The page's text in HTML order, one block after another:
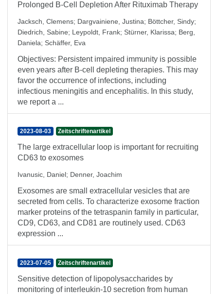
Prolonged B-Cell Depletion After Rituximab Therapy
Jacksch, Clemens; Dargvainiene, Justina; Böttcher, Sindy;
Diedrich, Sabine; Leypoldt, Frank; Stürner, Klarissa; Berg,
Daniela; Schäffer, Eva
Objectives: Persistent impaired immunity is possible
even years after B-cell depleting therapies. This may
favor the occurrence of infections, including
infectious meningitis and encephalitis. In this study,
we report a ...
2023-08-03 Zeitschriftenartikel
The large extracellular loop is important for recruiting
CD63 to exosomes
Ivanusic, Daniel; Denner, Joachim
Exosomes are small extracellular vesicles that are
secreted from cells. To characterize exosome fraction
marker proteins of the tetraspanin family in particular,
CD9, CD63, and CD81 are routinely used. CD63
expression ...
2023-07-05 Zeitschriftenartikel
Sensitive detection of lipopolysaccharides by
monitoring of interleukin-10 secretion from human